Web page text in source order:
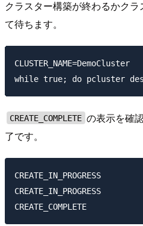
クラスター構築が終わるかク
て待ちます。
CLUSTER_NAME=DemoCluster
CREATE_COMPLETE の表示を確
了です。
CREATE_IN_PROGRESS
CREATE_IN_PROGRESS